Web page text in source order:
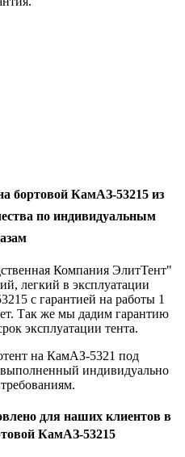
бортовой КамАЗ-53215 из
по индивидуальным
Компания ЭлитТент"
легкий в эксплуатации
с гарантией на работы 1
Так же мы дадим гарантию
эксплуатации тента.
на КамАЗ-5321 под
индивидуально
для наших клиентов в
КамАЗ-53215